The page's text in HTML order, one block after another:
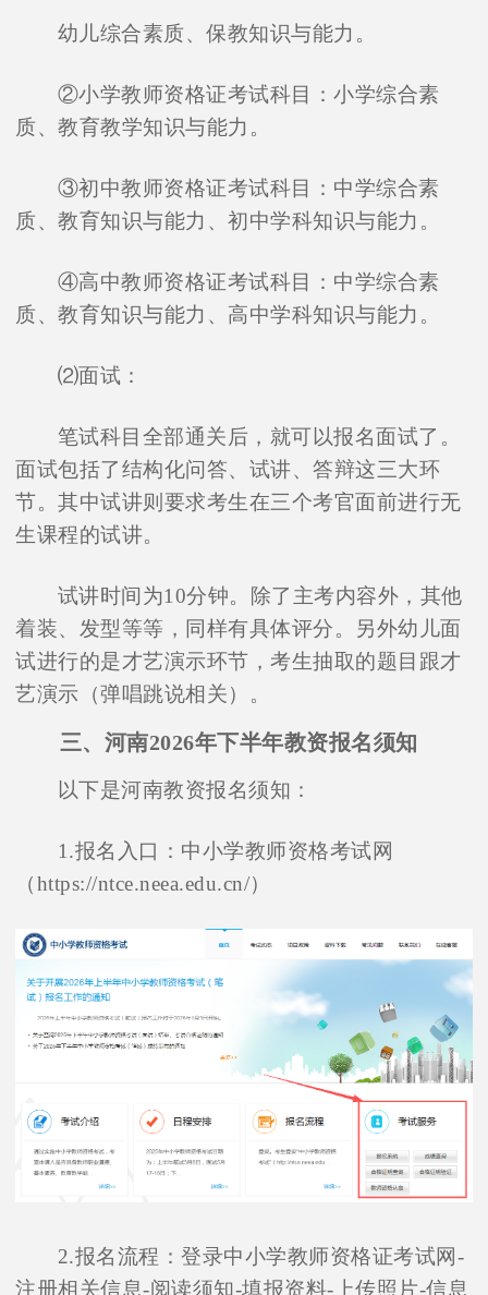
幼儿综合素质、保教知识与能力。
②小学教师资格证考试科目：小学综合素
质、教育教学知识与能力。
③初中教师资格证考试科目：中学综合素
质、教育知识与能力、初中学科知识与能力。
④高中教师资格证考试科目：中学综合素
质、教育知识与能力、高中学科知识与能力。
⑵面试：
笔试科目全部通关后，就可以报名面试了。
面试包括了结构化问答、试讲、答辩这三大环
节。其中试讲则要求考生在三个考官面前进行无
生课程的试讲。
试讲时间为10分钟。除了主考内容外，其他
着装、发型等等，同样有具体评分。另外幼儿面
试进行的是才艺演示环节，考生抽取的题目跟才
艺演示（弹唱跳说相关）。
三、河南2026年下半年教资报名须知
以下是河南教资报名须知：
1.报名入口：中小学教师资格考试网
（https://ntce.neea.edu.cn/）
2.报名流程：登录中小学教师资格证考试网-
注册相关信息-阅读须知-填报资料-上传照片-信息